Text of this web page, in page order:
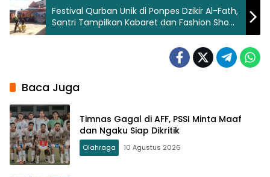
Festival Qurban Unik di Ponpes Dzikir Al-Fath,
Santri Tampilkan Kabaret dan Fashion Show
Domba
Baca Juga
Timnas Gagal di AFF, PSSI Minta Maaf
dan Ngaku Siap Dikritik
Olahraga 10 Agustus 2026